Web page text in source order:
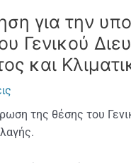
για την
Γενικού
και
της θέσης του